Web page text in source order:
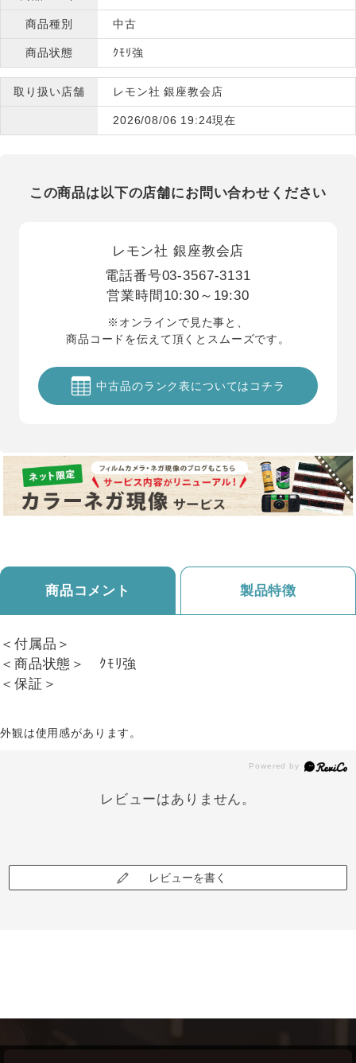
商品種別 中古
商品状態 ｸﾓﾘ強
取り扱い店舗 レモン社 銀座教会店
2026/08/06 19:24現在
この商品は以下の店舗にお問い合わせください
レモン社 銀座教会店
電話番号03-3567-3131
営業時間 10:30～19:30
※オンラインで見た事と、
商品コードを伝えて頂くとスムーズです。
中古品のランク表についてはコチラ
商品コメント 製品特徴
＜付属品＞
＜商品状態＞ ｸﾓﾘ強
＜保証＞
外観は使用感があります。
レビューはありません。
レビューを書く